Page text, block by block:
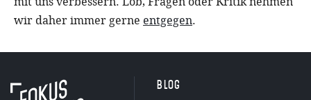
wir daher immer gerne entgegen.
Blog